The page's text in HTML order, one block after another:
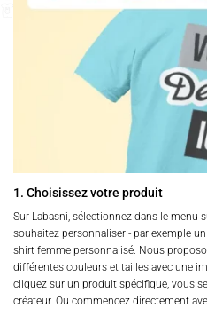
1. Choisissez votre produit
Sur Labasni, sélectionnez dans le menu
souhaitez personnaliser - par exemple
shirt femme personnalisé. Nous
différentes couleurs et tailles avec une
cliquez sur un produit spécifique, vous
créateur. Ou commencez directement